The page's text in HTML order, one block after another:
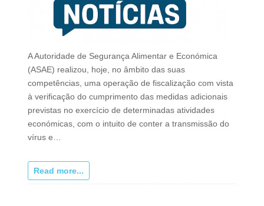
A Autoridade de Segurança Alimentar e Económica
(ASAE) realizou, hoje, no âmbito das suas
competências, uma operação de fiscalização com vista
à verificação do cumprimento das medidas adicionais
previstas no exercício de determinadas atividades
económicas, com o intuito de conter a transmissão do
vírus e…
Read more...